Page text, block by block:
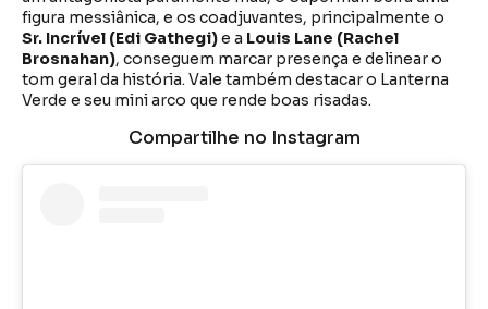
figura messiânica, e os coadjuvantes, principalmente o
Sr. Incrível (Edi Gathegi)e a Louis Lane (Rachel
Brosnahan), conseguem marcar presença e delinear o
tom geral da história. Vale também destacar o Lanterna
Verde e seu mini arco que rende boas risadas.
Compartilhe no Instagram